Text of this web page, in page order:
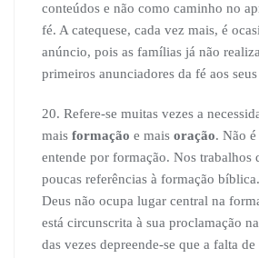
conteúdos e não como caminho no
fé. A catequese, cada vez mais, é
anúncio, pois as famílias já não
primeiros anunciadores da fé aos
20. Refere-se muitas vezes a
mais formação e mais oração. Não
entende por formação. Nos trabalhos
poucas referências à formação
Deus não ocupa lugar central na
está circunscrita à sua proclamação
das vezes depreende-se que a falta de